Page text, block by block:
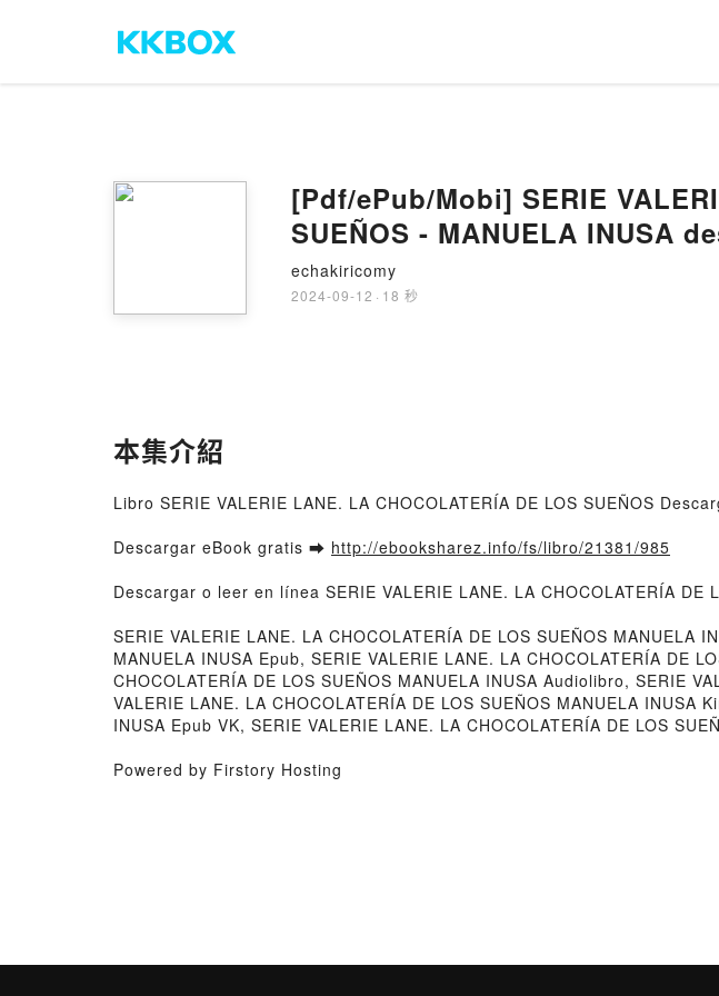
[Pdf/ePub/Mobi] SERIE
SUEÑOS - MANUELA INUSA
echakiricomy
2024-09-12 · 18 秒
本集介紹
Libro SERIE VALERIE LANE. LA CHOCOLATERÍA DE LOS SUEÑOS
Descargar eBook gratis ➡ http://ebooksharez.info/fs/libro/21381/985
Descargar o leer en línea SERIE VALERIE LANE. LA CHOCOLATERÍA
SERIE VALERIE LANE. LA CHOCOLATERÍA DE LOS SUEÑOS MANUELA
MANUELA INUSA Epub, SERIE VALERIE LANE. LA CHOCOLATERÍA DE
CHOCOLATERÍA DE LOS SUEÑOS MANUELA INUSA Audiolibro, SERIE
VALERIE LANE. LA CHOCOLATERÍA DE LOS SUEÑOS MANUELA INUSA
INUSA Epub VK, SERIE VALERIE LANE. LA CHOCOLATERÍA DE LOS
Powered by Firstory Hosting